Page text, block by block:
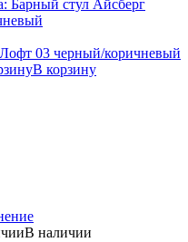
03 черный/коричневый
В корзину
В наличии